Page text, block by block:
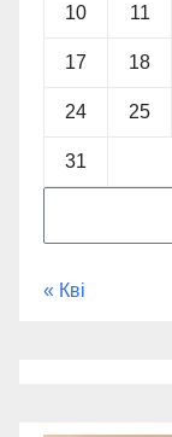
10 11
17 18
24 25
31
« Кві